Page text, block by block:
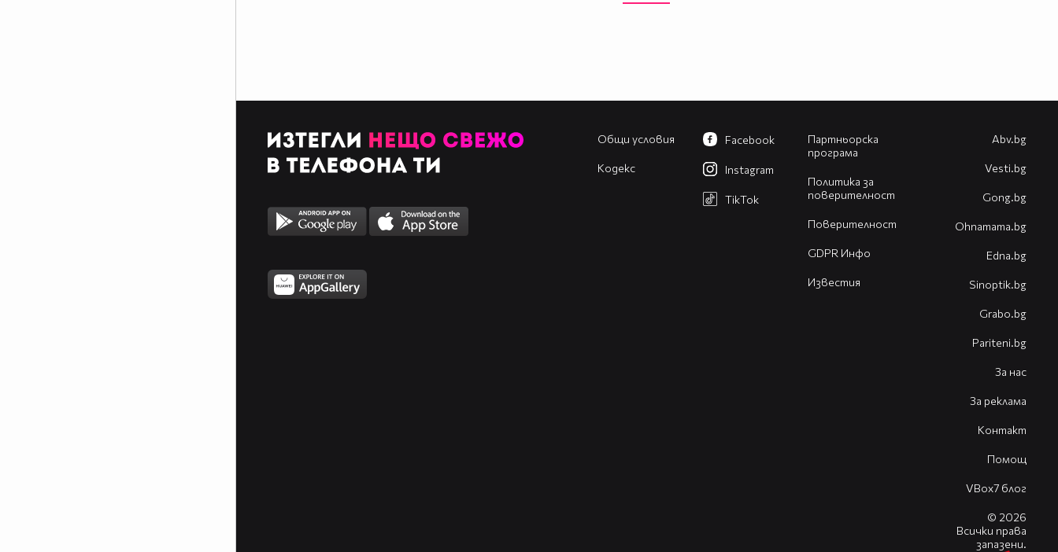
Общи условия
Кодекс
Партньорска
програма
Политика за
поверителност
Поверителност
GDPR Инфо
Известия
Facebook
Instagram
TikTok
Abv.bg
Vesti.bg
Gong.bg
Оhnamama.bg
Edna.bg
Sinoptik.bg
Grabo.bg
Pariteni.bg
За нас
За реклама
Контакт
Помощ
VBox7 блог
© 2026
Всички права
запазени.